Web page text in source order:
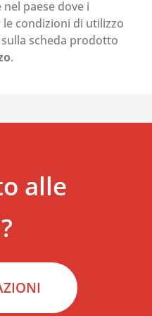
paese dove i
condizioni di utilizzo
scheda prodotto
.
alle